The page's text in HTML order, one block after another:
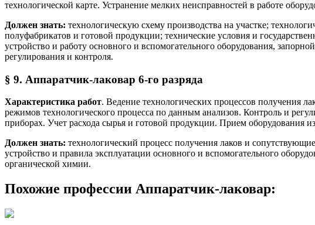
технологической карте. Устранение мелких неисправностей в работе
Должен знать: технологическую схему производства на участке;
полуфабрикатов и готовой продукции; технические условия и
устройство и работу основного и вспомогательного оборудования,
регулирования и контроля.
§ 9. Аппаратчик-лаковар 6-го разряда
Характеристика работ. Ведение технологических процессов получения
режимов технологического процесса по данным анализов. Контроль и
приборах. Учет расхода сырья и готовой продукции. Прием оборудования
Должен знать: технологический процесс получения лаков и
устройство и правила эксплуатации основного и вспомогательного
органической химии.
Похожие профессии Аппаратчик-лаковар: